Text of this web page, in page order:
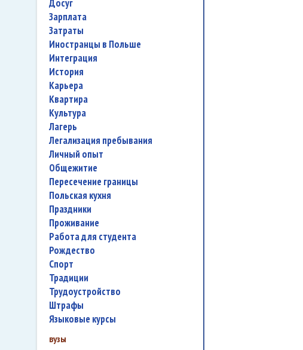
досуг
зарплата
затраты
иностранцы в Польше
интеграция
история
карьера
квартира
культура
лагерь
легализация пребывания
личный опыт
общежитие
пересечение границы
польская кухня
праздники
проживание
работа для студента
Рождество
спорт
традиции
трудоустройство
штрафы
языковые курсы
вузы